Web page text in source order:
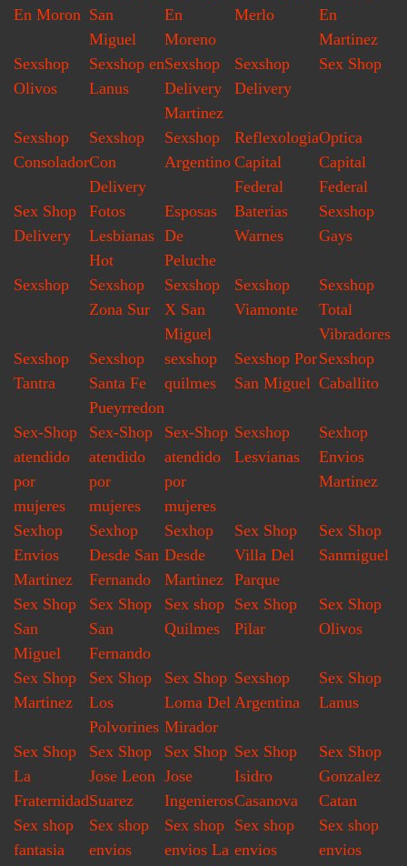
En Moron San
Miguel
En
Moreno
Merlo
En
Martinez
Sexshop
Olivos
Sexshop en
Lanus
Sexshop
Delivery
Martinez
Sexshop
Delivery
Sex Shop
Sexshop
Consolador
Sexshop
Con
Delivery
Sexshop
Argentino
Reflexologia
Capital
Federal
Optica
Capital
Federal
Sex Shop
Delivery
Fotos
Lesbianas
Hot
Esposas
De
Peluche
Baterias
Warnes
Sexshop
Gays
Sexshop
Sexshop
Zona Sur
Sexshop
X San
Miguel
Sexshop
Viamonte
Sexshop
Total
Vibradores
Sexshop
Tantra
Sexshop
Santa Fe
Pueyrredon
sexshop
quilmes
Sexshop Por
San Miguel
Sexshop
Caballito
Sex-Shop
atendido
por
mujeres
Sex-Shop
atendido
por
mujeres
Sex-Shop
atendido
por
mujeres
Sexshop
Lesvianas
Sexhop
Envios
Martinez
Sexhop
Envios
Martinez
Sexhop
Desde San
Fernando
Sexhop
Desde
Martinez
Sex Shop
Villa Del
Parque
Sex Shop
Sanmiguel
Sex Shop
San
Miguel
Sex Shop
San
Fernando
Sex shop
Quilmes
Sex Shop
Pilar
Sex Shop
Olivos
Sex Shop
Martinez
Sex Shop
Los
Polvorines
Sex Shop
Loma Del
Mirador
Sexshop
Argentina
Sex Shop
Lanus
Sex Shop
La
Fraternidad
Sex Shop
Jose Leon
Suarez
Sex Shop
Jose
Ingenieros
Sex Shop
Isidro
Casanova
Sex Shop
Gonzalez
Catan
Sex shop
fantasia
Sex shop
envios
Sex shop
envios La
Sex shop
envios
Sex shop
envios